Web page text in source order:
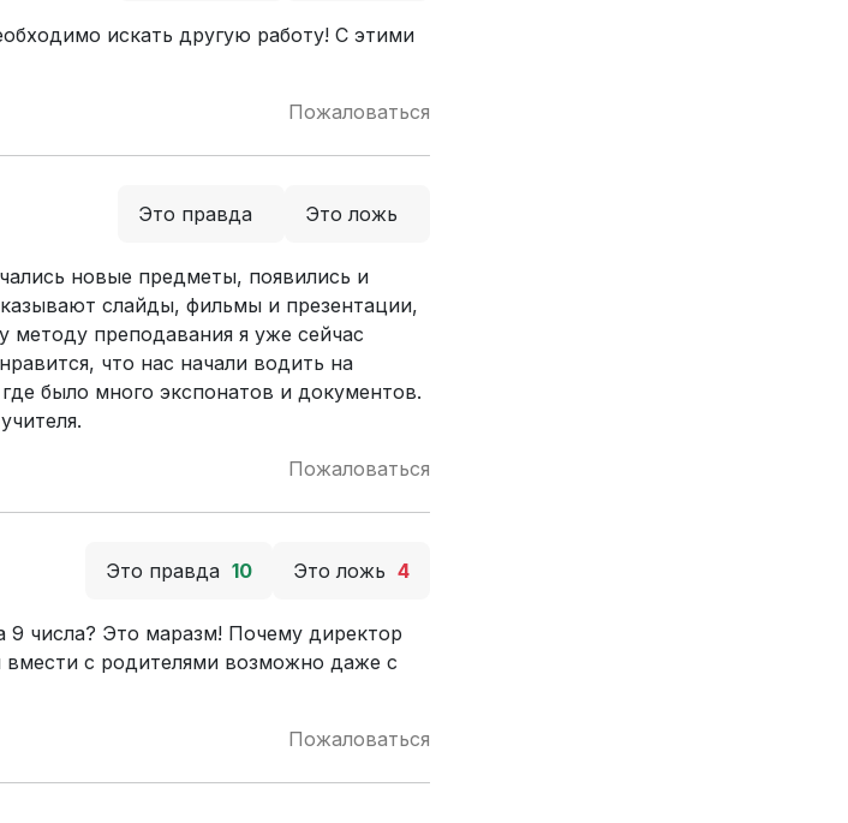
искать другую работу! С этими
Пожаловаться
Это правда Это ложь
новые предметы, появились и
слайды, фильмы и презентации,
методу преподавания я уже сейчас
что нас начали водить на
было много экспонатов и документов.
Пожаловаться
Это правда 10 Это ложь 4
9 числа? Это маразм! Почему директор
с родителями возможно даже с
Пожаловаться